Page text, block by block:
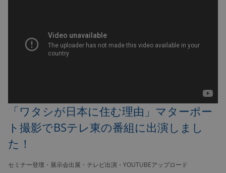
「ワタシが日本に住む理由」マターポー
ト撮影でBSテレ東の番組に出演しまし
た！
セミナー登壇・展示会出展・テレビ出演・YOUTUBEアップロード